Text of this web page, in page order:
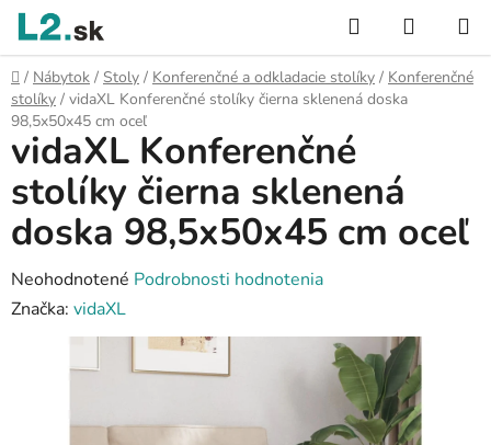
Prejsť
obsah
Hľadať
KOŠÍK
Domov
/ Nábytok / Stoly / Konferenčné a odkladacie stolíky / Konferenčné
stolíky / vidaXL Konferenčné stolíky čierna sklenená doska
98,5x50x45 cm oceľ
vidaXL Konferenčné
stolíky čierna sklenená
doska 98,5x50x45 cm oceľ
Priemerné
hodnotenie
produktu
Neohodnotené Podrobnosti hodnotenia
Značka: vidaXL